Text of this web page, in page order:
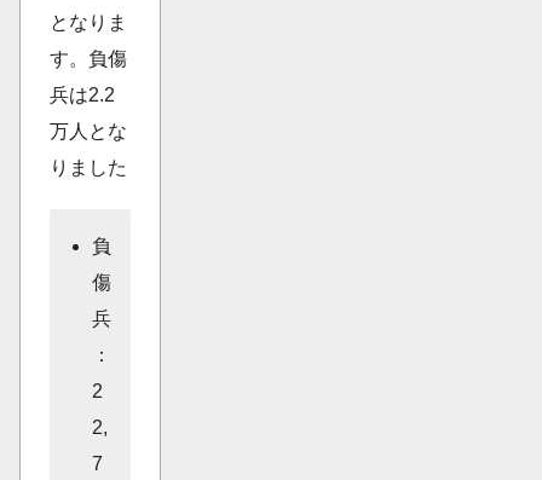
となりま
す。負傷
兵は2.2
万人とな
りました
負
傷
兵
：
2
2,
7